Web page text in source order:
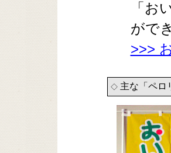
「お
がで
>>>
◇主な「ペロ